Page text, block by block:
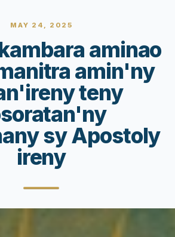
MAY 24, 2025
aminao
amin'ny
teny
sy Apostoly
ireny